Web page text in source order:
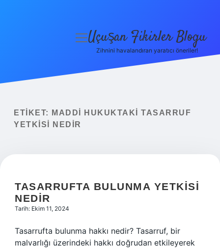
Yasal Uyarı
menüyü
Uçuşan Fikirler Blogu
Zihnini havalandıran yaratıcı öneriler!
ETIKET:
MADDI HUKUKTAKI TASARRUF
YETKISI NEDIR
TASARRUFTA BULUNMA YETKISI
NEDIR
Tarih: Ekim 11, 2024
Tasarrufta bulunma hakkı nedir? Tasarruf, bir
malvarlığı üzerindeki hakkı doğrudan etkileyerek